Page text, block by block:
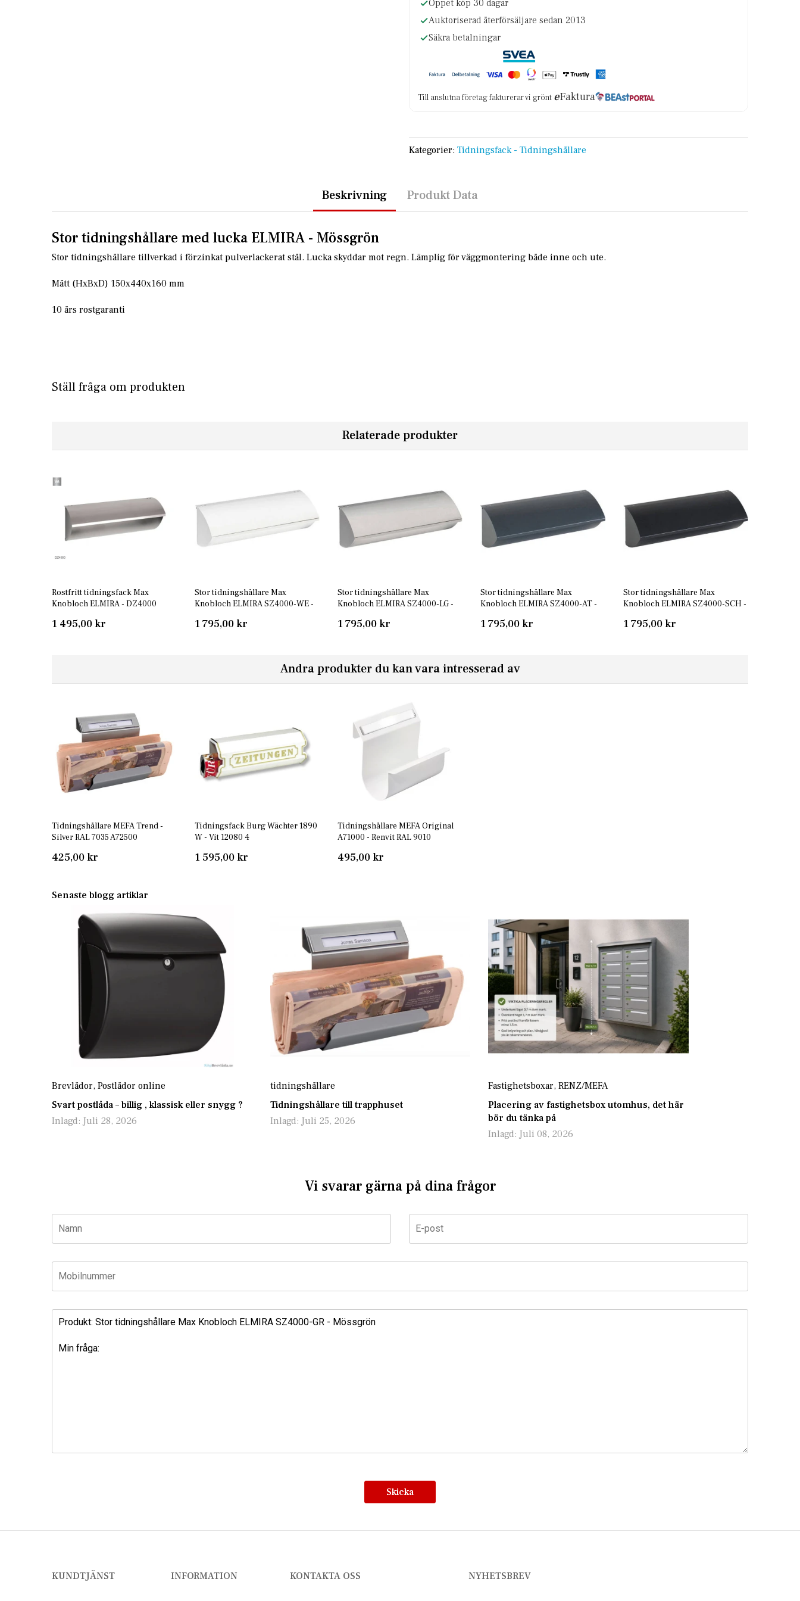
Öppet köp 30 dagar
Auktoriserad återförsäljare sedan 2013
Säkra betalningar
Till anslutna företag fakturerar vi grönt eFaktura
Kategorier: Tidningsfack - Tidningshållare
Beskrivning
Stor tidningshållare med lucka ELMIRA - Mössgrön
Stor tidningshållare tillverkad i förzinkat pulverlackerat stål. Lucka skyddar mot regn. Lämplig för väggmontering både inne och ute.
Mått (HxBxD) 150x440x160 mm
10 års rostgaranti
Produkt Data
Ställ fråga om produkten
Relaterade produkter
Rostfritt tidningsfack Max
Knobloch ELMIRA - DZ4000
1 495,00 kr
Stor tidningshållare Max
Knobloch ELMIRA SZ4000-WE -
1 795,00 kr
Stor tidningshållare Max
Knobloch ELMIRA SZ4000-LG -
1 795,00 kr
Stor tidningshållare Max
Knobloch ELMIRA SZ4000-AT -
1 795,00 kr
Stor tidningshållare Max
Knobloch ELMIRA SZ4000-SCH -
1 795,00 kr
Andra produkter du kan vara intresserad av
Tidningshållare MEFA Trend -
Silver RAL 7035 A72500
425,00 kr
Tidningsfack Burg Wächter 1890
W - Vit 12080 4
1 595,00 kr
Tidningshållare MEFA Original
A71000 - Renvit RAL 9010
495,00 kr
Senaste blogg artiklar
Brevlådor, Postlådor online
Svart postlåda – billig , klassisk eller snygg ?
Inlagd: Juli 28, 2026
tidningshållare
Tidningshållare till trapphuset
Inlagd: Juli 25, 2026
Fastighetsboxar,RENZ/MEFA
Placering av fastighetsbox utomhus, det här
bör du tänka på
Inlagd: Juli 08, 2026
Vi svarar gärna på dina frågor
Skicka
KUNDTJÄNST INFORMATION KONTAKTA OSS NYHETSBREV